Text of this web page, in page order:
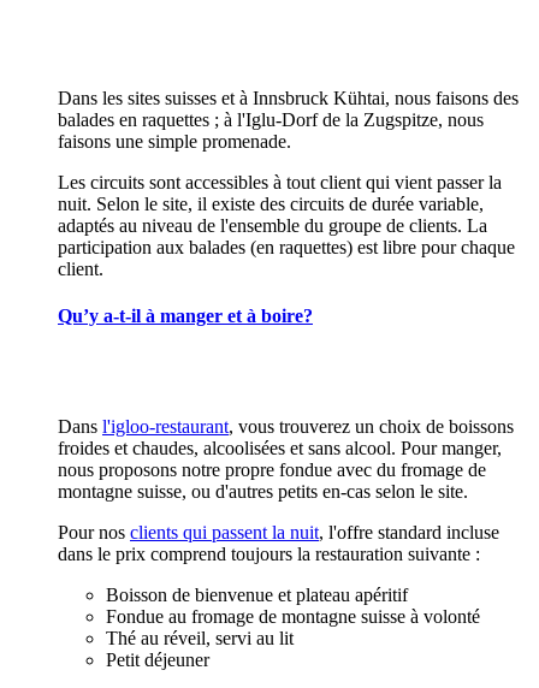
Dans les sites suisses et à Innsbruck Kühtai, nous faisons des
balades en raquettes ; à l'Iglu-Dorf de la Zugspitze, nous
faisons une simple promenade.
Les circuits sont accessibles à tout client qui vient passer la
nuit. Selon le site, il existe des circuits de durée variable,
adaptés au niveau de l'ensemble du groupe de clients. La
participation aux balades (en raquettes) est libre pour chaque
client.
Qu’y a-t-il à manger et à boire?
Dans l'igloo-restaurant, vous trouverez un choix de boissons
froides et chaudes, alcoolisées et sans alcool. Pour manger,
nous proposons notre propre fondue avec du fromage de
montagne suisse, ou d'autres petits en-cas selon le site.
Pour nos clients qui passent la nuit, l'offre standard incluse
dans le prix comprend toujours la restauration suivante :
Boisson de bienvenue et plateau apéritif
Fondue au fromage de montagne suisse à volonté
Thé au réveil, servi au lit
Petit déjeuner